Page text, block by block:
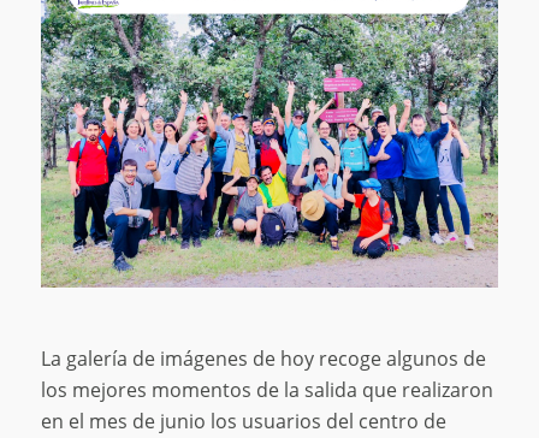
La galería de imágenes de hoy recoge algunos de
los mejores momentos de la salida que realizaron
en el mes de junio los usuarios del centro de